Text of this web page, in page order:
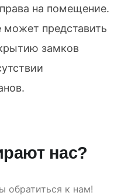
на помещение.
может представить
замков
нас?
обратиться к нам!